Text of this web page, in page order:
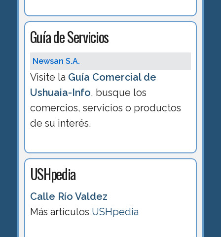
Guía de Servicios
Newsan S.A.
Visite la Guía Comercial de
Ushuaia-Info, busque los
comercios, servicios o productos
de su interés.
USHpedia
Calle Rí­o Valdez
Más artículos USHpedia